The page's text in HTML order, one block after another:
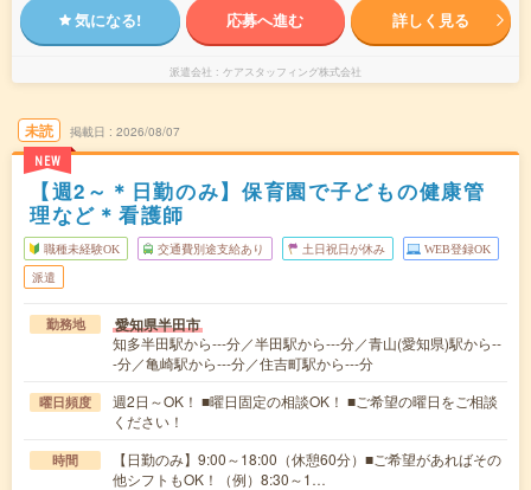
気になる! 応募へ進む 詳しく見る
派遣会社 ケアスタッフィング株式会社
未読
NEW
掲載日 2026/08/07
【週2～＊日勤のみ】保育園で子どもの健康管
理など＊看護師
職種未経験OK 交通費別途支給あり 土日祝日が休み WEB登録OK
派遣
勤務地 愛知県半田市
知多半田駅から---分／半田駅から---分／青山(愛知県)駅から--
-分／亀崎駅から---分／住吉町駅から---分
曜日頻度
週2日～OK！ ■曜日固定の相談OK！ ■ご希望の曜日をご相談
ください！
時間
【日勤のみ】9:00～18:00（休憩60分）■ご希望があればその
他シフトもOK！（例）8:30～1…